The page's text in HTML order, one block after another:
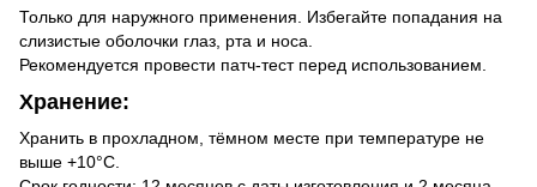
Только для наружного применения. Избегайте попадания на
слизистые оболочки глаз, рта и носа.
Рекомендуется провести патч-тест перед использованием.
Хранение:
Хранить в прохладном, тёмном месте при температуре не
выше +10°С.